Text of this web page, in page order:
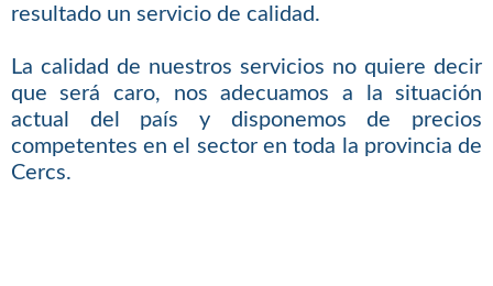
resultado un servicio de calidad.
La calidad de nuestros servicios no quiere decir
que será caro, nos adecuamos a la situación
actual del país y disponemos de precios
competentes en el sector en toda la provincia de
Cercs.